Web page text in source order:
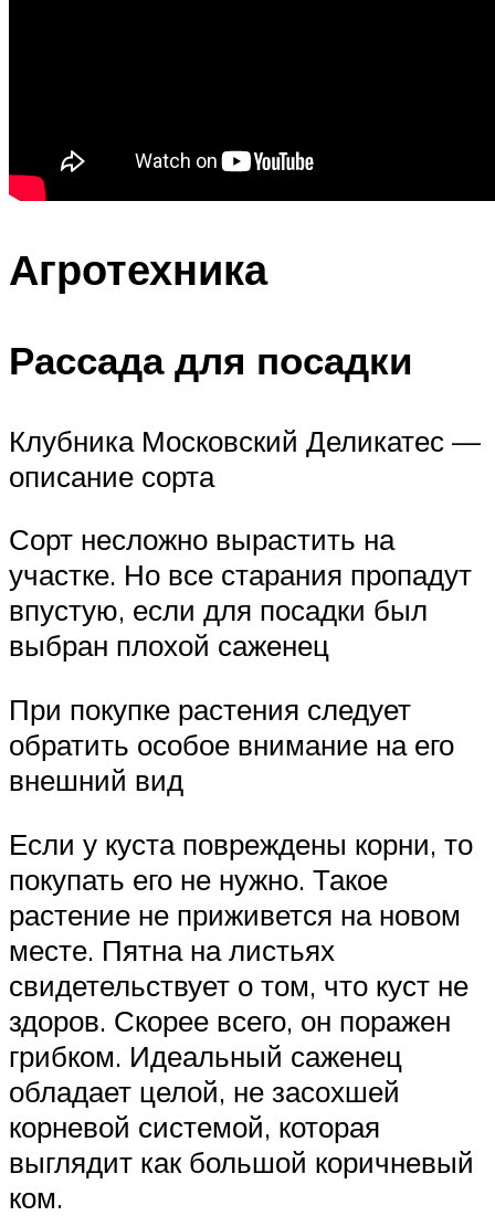
Агротехника
Рассада для посадки
Клубника Московский Деликатес —
описание сорта
Сорт несложно вырастить на
участке. Но все старания пропадут
впустую, если для посадки был
выбран плохой саженец
При покупке растения следует
обратить особое внимание на его
внешний вид
Если у куста повреждены корни, то
покупать его не нужно. Такое
растение не приживется на новом
месте. Пятна на листьях
свидетельствует о том, что куст не
здоров. Скорее всего, он поражен
грибком. Идеальный саженец
обладает целой, не засохшей
корневой системой, которая
выглядит как большой коричневый
ком.